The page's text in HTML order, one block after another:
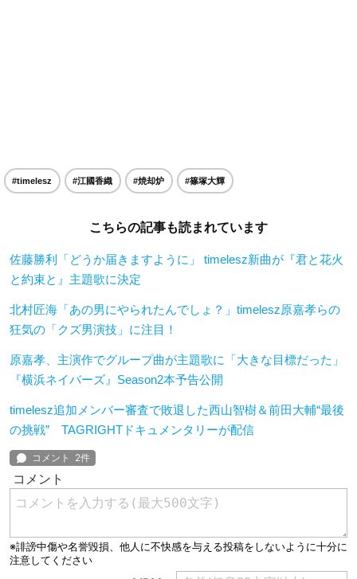
#timelesz #江國香織 #焼却炉 #篠塚大輝
こちらの記事も読まれています
佐藤勝利「どうか届きますように」 timelesz新曲が『君と花火
と約束と』主題歌に決定
北村匠海「あの男にやられたんでしょ？」timelesz原嘉孝らの
狂気の「クズ男演技」に注目！
原嘉孝、主演作でグループ曲が主題歌に「大きな目標だった」
『横浜ネイバーズ』Season2本予告公開
timelesz追加メンバー審査で敗退した西山智樹＆前田大輔“最後
の挑戦” TAGRIGHTドキュメンタリーが配信